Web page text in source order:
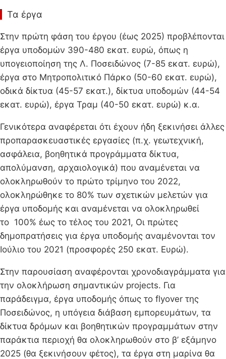
Τα έργα
Στην πρώτη φάση του έργου (έως 2025) προβλέπονται
έργα υποδομών 390-480 εκατ. ευρώ, όπως η
υπογειοποίηση της Λ. Ποσειδώνος (7-85 εκατ. ευρώ),
έργα στο Μητροπολιτικό Πάρκο (50-60 εκατ. ευρώ),
οδικά δίκτυα (45-57 εκατ.), δίκτυα υποδομών (44-54
εκατ. ευρώ), έργα Τραμ (40-50 εκατ. ευρώ) κ.α.
Γενικότερα αναφέρεται ότι έχουν ήδη ξεκινήσει άλλες
προπαρασκευαστικές εργασίες (π.χ. γεωτεχνική,
ασφάλεια, βοηθητικά προγράμματα δίκτυα,
απολύμανση, αρχαιολογικά) που αναμένεται να
ολοκληρωθούν το πρώτο τρίμηνο του 2022,
ολοκληρώθηκε το 80% των σχετικών μελετών για
έργα υποδομής και αναμένεται να ολοκληρωθεί
το 100% έως το τέλος του 2021, Οι πρώτες
δημοπρατήσεις για έργα υποδομής αναμένονται τον
Ιούλιο του 2021 (προσφορές 250 εκατ. Ευρώ).
Στην παρουσίαση αναφέρονται χρονοδιαγράμματα για
την ολοκλήρωση σημαντικών projects. Για
παράδειγμα, έργα υποδομής όπως το flyover της
Ποσειδώνος, η υπόγεια διάβαση εμπορευμάτων, τα
δίκτυα δρόμων και βοηθητικών προγραμμάτων στην
παράκτια περιοχή θα ολοκληρωθούν στο β’ εξάμηνο
2025 (θα ξεκινήσουν φέτος), τα έργα στη μαρίνα θα